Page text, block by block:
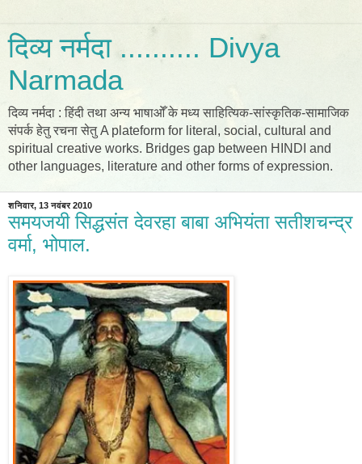
दिव्य नर्मदा .......... Divya
Narmada
दिव्य नर्मदा : हिंदी तथा अन्य भाषाओँ के मध्य साहित्यिक-सांस्कृतिक-सामाजिक
संपर्क हेतु रचना सेतु A plateform for literal, social, cultural and
spiritual creative works. Bridges gap between HINDI and
other languages, literature and other forms of expression.
शनिवार, 13 नवंबर 2010
समयजयी सिद्धसंत देवरहा बाबा अभियंता सतीशचन्द्र
वर्मा, भोपाल.